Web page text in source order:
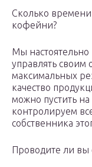
Сколько
кофейни?
Мы
управлять своим
максимальных
качество
можно пустить
контролируем
собственника
Проводите ли вы